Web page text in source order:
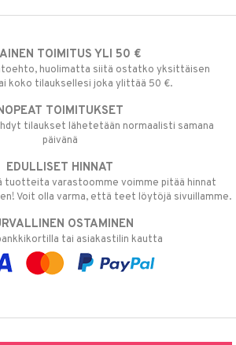
TOIMITUS YLI 50 €
huolimatta siitä ostatko yksittäisen
koko tilauksellesi joka ylittää 50 €.
TOIMITUKSET
tilaukset lähetetään normaalisti samana
päivänä
EDULLISET HINNAT
tuotteita varastoomme voimme pitää hinnat
Voit olla varma, että teet löytöjä sivuillamme.
OSTAMINEN
tai asiakastilin kautta